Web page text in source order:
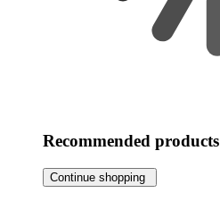
Recommended products
Continue shopping